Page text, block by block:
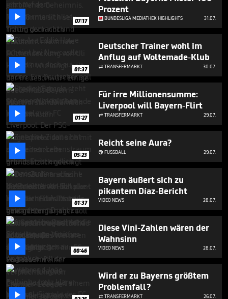
21
seconds
 07:17
Prozent
BUNDESLIGA MEDIATHEK HIGHLIGHTS 31.07.
 01:37
Deutscher Trainer wohl im
Anflug auf Woltemade-Klub
 TRANSFERMARKT 30.07.
 01:27
Für irre Millionensumme:
Liverpool will Bayern-Flirt
 TRANSFERMARKT 29.07.
 05:23
Reicht seine Aura?
FUSSBALL 29.07.
 01:37
Bayern äußert sich zu
pikantem Díaz-Bericht
VIDEO NEWS 28.07.
 00:46
Diese Vini-Zahlen wären der
Wahnsinn
VIDEO NEWS 28.07.

Wird er zu Bayerns größtem
Problemfall?
 TRANSFERMARKT 26.07.